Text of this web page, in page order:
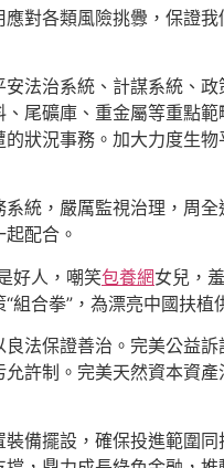
對各類風險挑釁，保證
法治系統、計謀系統、
尾礦庫、重金屬等重點
狀況事務。加大力度生
統，嚴厲監視治理，周
配合。
好人，嘲笑包養網女兒，
合拳”，為漂亮中國扶植
法保證善治。完美公益
許制。完美天然資本資產
備擺設，確保投進範圍